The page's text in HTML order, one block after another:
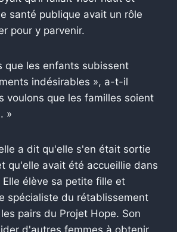
santé publique avait un rôle
pour y parvenir.
que les enfants subissent
indésirables », a-t-il
voulons que les familles soient
»
a dit qu'elle s'en était sortie
qu'elle avait été accueillie dans
Elle élève sa petite fille et
spécialiste du rétablissement
pairs du Projet Hope. Son
d'autres femmes à obtenir